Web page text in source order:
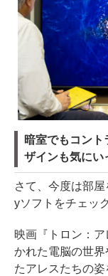
暗室でもコン
ザインも気にい
さて、今度は部
yソフトをチェッ
映画『トロン：
かれた電脳の世
たアレスたちの